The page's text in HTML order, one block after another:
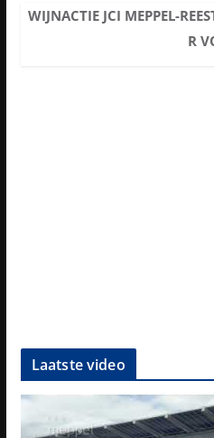
WIJNACTIE JCI MEPPEL-
R
Laatste video